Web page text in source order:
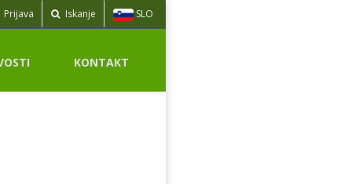
Prijava Iskanje SLO
KONTAKT